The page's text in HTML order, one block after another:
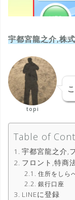
宇都宮龍之介,株
topi
Table of
宇都宮龍之介,
フロント,特商
住所をしら
銀行口座
LINEに登録